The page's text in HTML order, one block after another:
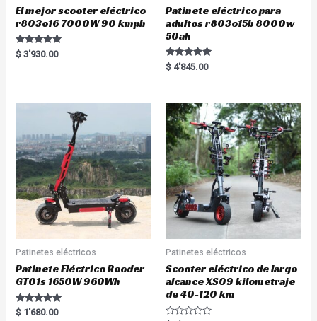
El mejor scooter eléctrico
r803o16 7000W 90 kmph
Rated
5.00
$ 3'930.00
Patinete eléctrico para
adultos r803o15b 8000w
50ah
Rated
5.00
$ 4'845.00
Patinetes eléctricos
Patinete Eléctrico Rooder
GT01s 1650W 960Wh
Rated
5.00
$ 1'680.00
Patinetes eléctricos
Scooter eléctrico de largo
alcance XS09 kilometraje
de 40-120 km